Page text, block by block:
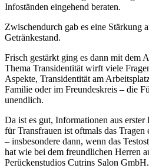
Infoständen eingehend beraten.
Zwischendurch gab es eine Stärkung
Getränkestand.
Frisch gestärkt ging es dann mit dem
Thema Transidentität wirft viele
Aspekte, Transidentität am
Familie oder im Freundeskreis – die
unendlich.
Da ist es gut, Informationen aus
für Transfrauen ist oftmals das
– insbesondere dann, wenn das
hat wie bei dem freundlichen Herren
Perückenstudios Cutrins Salon GmbH.